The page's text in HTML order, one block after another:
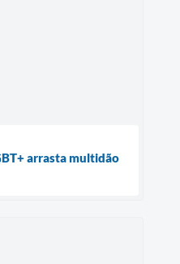
arrasta multidão